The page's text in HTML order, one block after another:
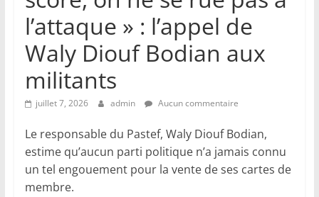
l’attaque » : l’appel de
Waly Diouf Bodian aux
militants
juillet 7, 2026 admin Aucun commentaire
Le responsable du Pastef, Waly Diouf Bodian,
estime qu’aucun parti politique n’a jamais connu
un tel engouement pour la vente de ses cartes de
membre.